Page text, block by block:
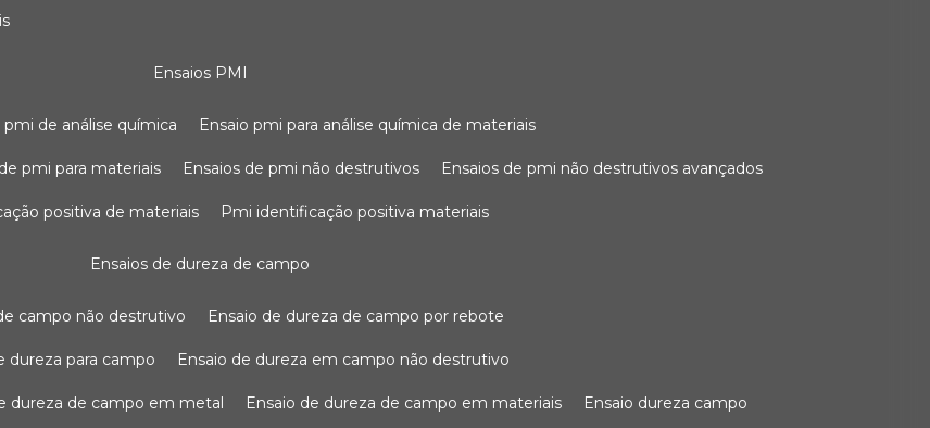
ensaios PMI
pmi de análise química ensaio pmi para análise química de materiais
de pmi para materiais ensaios de pmi não destrutivos ensaios de pmi não destrutivos avançados
positiva de materiais pmi identificação positiva materiais
ensaios de dureza de campo
campo não destrutivo ensaio de dureza de campo por rebote
dureza para campo ensaio de dureza em campo não destrutivo
dureza de campo em metal ensaio de dureza de campo em materiais ensaio dureza campo